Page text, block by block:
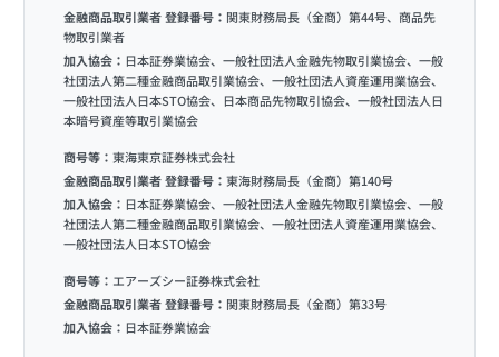
金融商品取引業者 登録番号： 関東財務局長（金商）第44号、商品先
物取引業者
加入協会： 日本証券業協会、一般社団法人金融先物取引業協会、一般
社団法人第二種金融商品取引業協会、一般社団法人資産運用業協会、
一般社団法人日本STO協会、日本商品先物取引協会、一般社団法人日
本暗号資産等取引業協会
商号等： 東海東京証券株式会社
金融商品取引業者 登録番号： 東海財務局長（金商）第140号
加入協会： 日本証券業協会、一般社団法人金融先物取引業協会、一般
社団法人第二種金融商品取引業協会、一般社団法人資産運用業協会、
一般社団法人日本STO協会
商号等： エアーズシー証券株式会社
金融商品取引業者 登録番号： 関東財務局長（金商）第33号
加入協会： 日本証券業協会